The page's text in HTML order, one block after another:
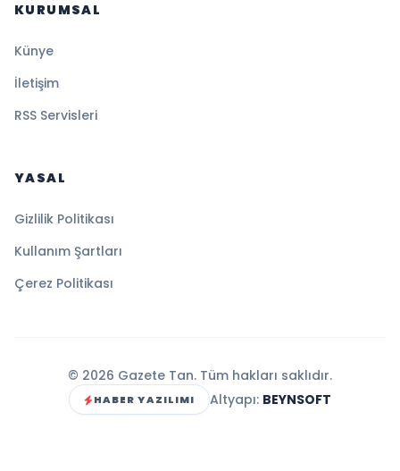
KURUMSAL
Künye
İletişim
RSS Servisleri
YASAL
Gizlilik Politikası
Kullanım Şartları
Çerez Politikası
© 2026 Gazete Tan. Tüm hakları saklıdır.
HABER YAZILIMI Altyapı: BEYNSOFT